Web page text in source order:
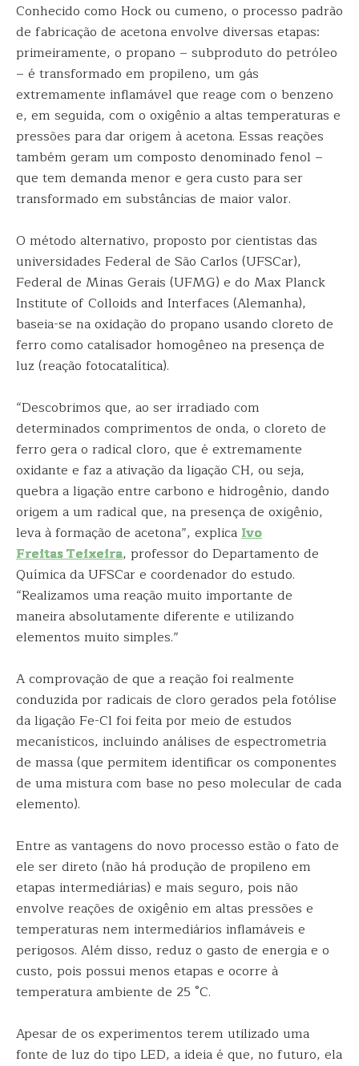
Conhecido como Hock ou cumeno, o processo padrão
de fabricação de acetona envolve diversas etapas:
primeiramente, o propano – subproduto do petróleo
– é transformado em propileno, um gás
extremamente inflamável que reage com o benzeno
e, em seguida, com o oxigênio a altas temperaturas e
pressões para dar origem à acetona. Essas reações
também geram um composto denominado fenol –
que tem demanda menor e gera custo para ser
transformado em substâncias de maior valor.
O método alternativo, proposto por cientistas das
universidades Federal de São Carlos (UFSCar),
Federal de Minas Gerais (UFMG) e do Max Planck
Institute of Colloids and Interfaces (Alemanha),
baseia-se na oxidação do propano usando cloreto de
ferro como catalisador homogêneo na presença de
luz (reação fotocatalítica).
“Descobrimos que, ao ser irradiado com
determinados comprimentos de onda, o cloreto de
ferro gera o radical cloro, que é extremamente
oxidante e faz a ativação da ligação CH, ou seja,
quebra a ligação entre carbono e hidrogênio, dando
origem a um radical que, na presença de oxigênio,
leva à formação de acetona”, explicaIvo
Freitas Teixeira, professor do Departamento de
Química da UFSCar e coordenador do estudo.
“Realizamos uma reação muito importante de
maneira absolutamente diferente e utilizando
elementos muito simples.”
A comprovação de que a reação foi realmente
conduzida por radicais de cloro gerados pela fotólise
da ligação Fe-Cl foi feita por meio de estudos
mecanísticos, incluindo análises de espectrometria
de massa (que permitem identificar os componentes
de uma mistura com base no peso molecular de cada
elemento).
Entre as vantagens do novo processo estão o fato de
ele ser direto (não há produção de propileno em
etapas intermediárias) e mais seguro, pois não
envolve reações de oxigênio em altas pressões e
temperaturas nem intermediários inflamáveis e
perigosos. Além disso, reduz o gasto de energia e o
custo, pois possui menos etapas e ocorre à
temperatura ambiente de 25 °C.
Apesar de os experimentos terem utilizado uma
fonte de luz do tipo LED, a ideia é que, no futuro, ela